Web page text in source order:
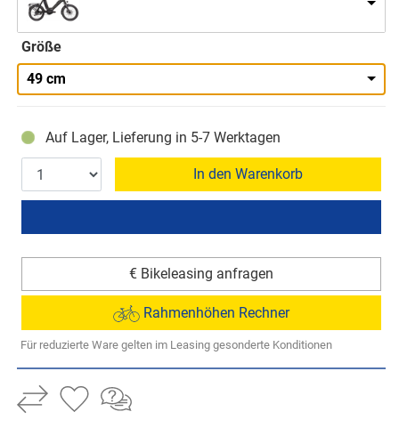
Größe
49 cm
Auf Lager, Lieferung in 5-7 Werktagen
In den Warenkorb
€ Bikeleasing anfragen
Rahmenhöhen Rechner
Für reduzierte Ware gelten im Leasing gesonderte Konditionen